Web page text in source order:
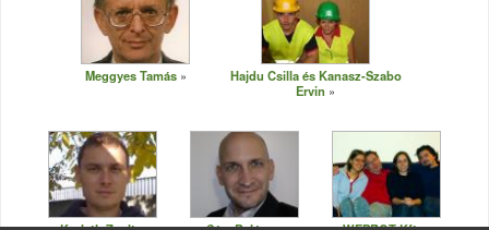
Meggyes Tamás
Hajdu Csilla és Kanasz-Szabo
Ervin